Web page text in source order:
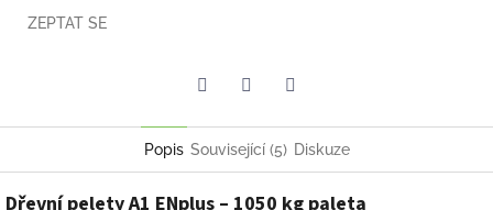
ZEPTAT SE
Popis Související (5) Diskuze
Dřevní pelety A1 ENplus – 1050 kg paleta